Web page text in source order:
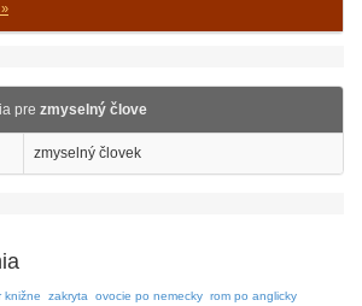
pre zmyselný člove
zmyselný človek
knižne zakryta ovocie po nemecky rom po anglicky